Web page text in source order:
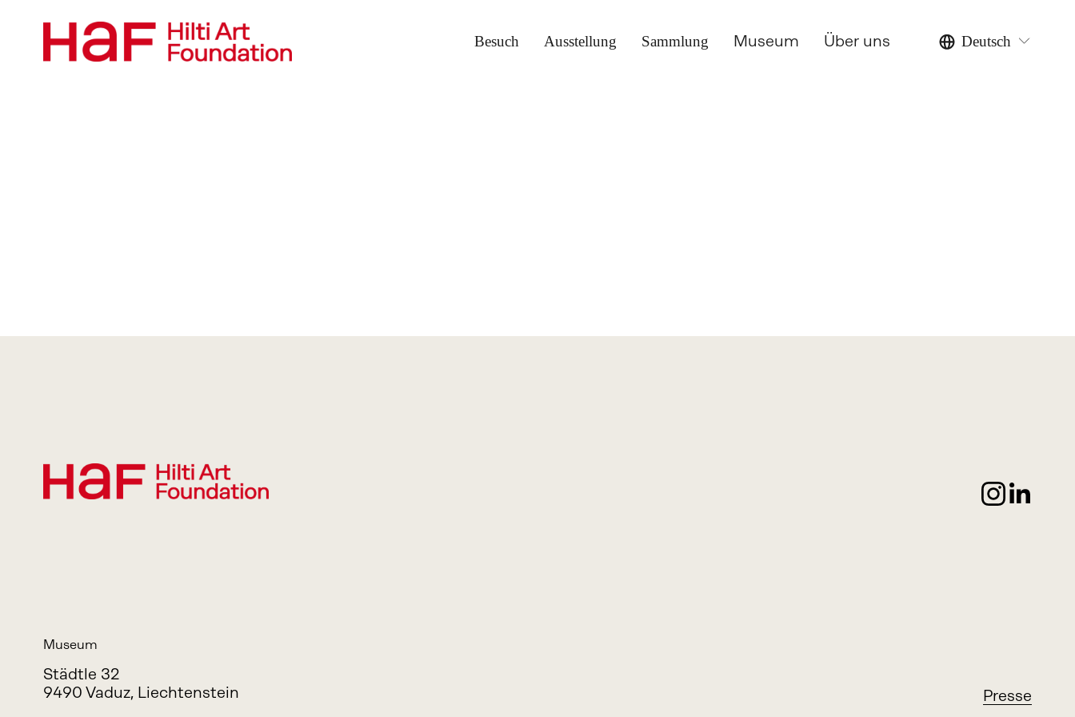
Besuch Ausstellung Sammlung Museum Über uns Deutsch
Presse
Museum
Städtle 32
9490 Vaduz, Liechtenstein